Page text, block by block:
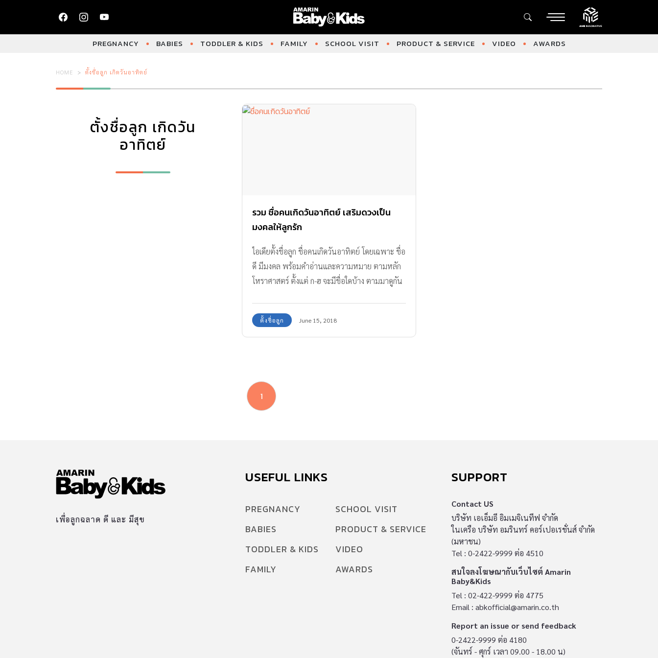
PREGNANCY BABIES TODDLER & KIDS FAMILY SCHOOL VISIT PRODUCT & SERVICE VIDEO AWARDS
HOME ตั้งชื่อลูก เกิดวันอาทิตย์
ตั้งชื่อลูก เกิดวัน
อาทิตย์
รวม ชื่อคนเกิดวันอาทิตย์ เสริมดวงเป็น
มงคลให้ลูกรัก
ไอเดียตั้งชื่อลูก ชื่อคนเกิดวันอาทิตย์ โดยเฉพาะ ชื่อ
ดี มีมงคล พร้อมคำอ่านและความหมาย ตามหลัก
โหราศาสตร์ ตั้งแต่ ก-ฮ จะมีชื่อใดบ้าง ตามมาดูกัน
ตั้งชื่อลูก June 15, 2018
1
เพื่อลูกฉลาด ดี และ มีสุข
USEFUL LINKS
PREGNANCY
BABIES
TODDLER & KIDS
FAMILY
SCHOOL VISIT
PRODUCT & SERVICE
VIDEO
AWARDS
SUPPORT
Contact US
บริษัท เอเอ็มอี อิมเมจิเนทีฟ จำกัด
ในเครือ บริษัท อมรินทร์ คอร์เปอเรชั่นส์ จำกัด
(มหาชน)
Tel : 0-2422-9999 ต่อ 4510
สนใจลงโฆษณากับเว็บไซต์ Amarin
Baby&Kids
Tel : 02-422-9999 ต่อ 4775
Email : abkofficial@amarin.co.th
Report an issue or send feedback
0-2422-9999 ต่อ 4180
(จันทร์ - ศุกร์ เวลา 09.00 - 18.00 น)